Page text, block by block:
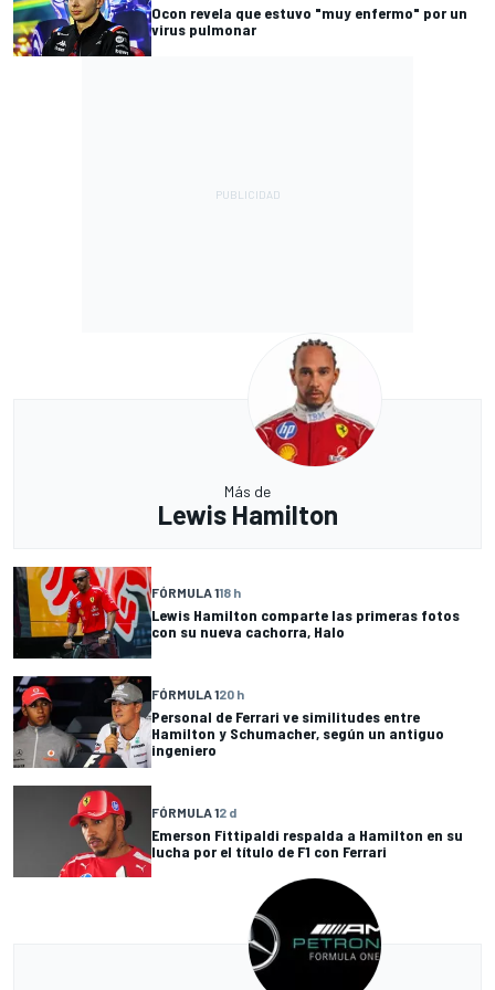
Ocon revela que estuvo "muy enfermo" por un
virus pulmonar
Más de
Lewis Hamilton
FÓRMULA 118 h
Lewis Hamilton comparte las primeras fotos
con su nueva cachorra, Halo
FÓRMULA 120 h
Personal de Ferrari ve similitudes entre
Hamilton y Schumacher, según un antiguo
ingeniero
FÓRMULA 12 d
Emerson Fittipaldi respalda a Hamilton en su
lucha por el título de F1 con Ferrari